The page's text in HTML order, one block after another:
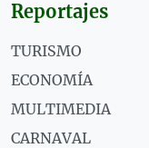
Reportajes
TURISMO
ECONOMÍA
MULTIMEDIA
CARNAVAL